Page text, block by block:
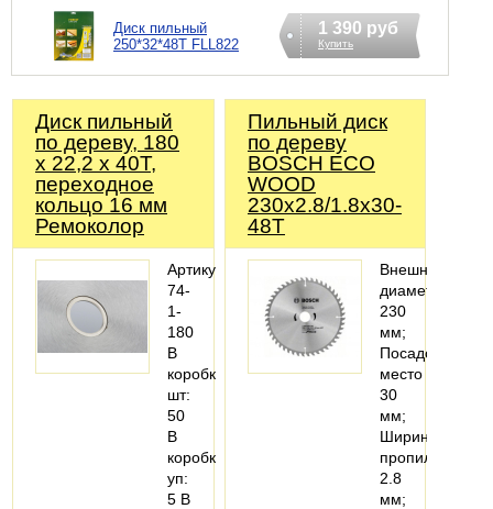
Диск пильный
250*32*48Т FLL822
1 390 руб
Купить
Диск пильный
по дереву, 180
x 22,2 x 40T,
переходное
кольцо 16 мм
Ремоколор
Артикул:
74-
1-
180
В
коробке,
шт:
50
В
коробке,
уп:
5 В
Пильный диск
по дереву
BOSCH ECO
WOOD
230x2.8/1.8x30-
48T
Внешний
диаметр
230
мм;
Посадочное
место
30
мм;
Ширина
пропила
2.8
мм;